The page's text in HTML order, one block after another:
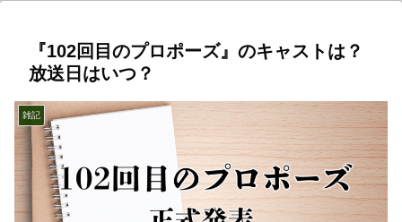
『102回目のプロポーズ』のキャストは？
放送日はいつ？
雑記